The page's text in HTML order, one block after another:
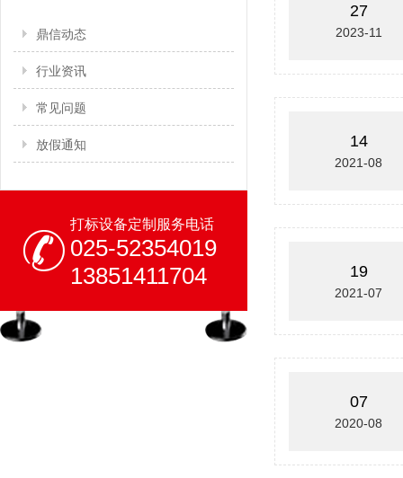
鼎信动态
行业资讯
常见问题
放假通知
打标设备定制服务电话
025-52354019
13851411704
27
2023-11
14
2021-08
19
2021-07
07
2020-08